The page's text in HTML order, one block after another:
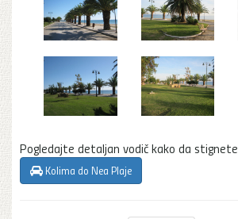
Pogledajte detaljan vodič kako da stignete
Kolima do Nea Plaje